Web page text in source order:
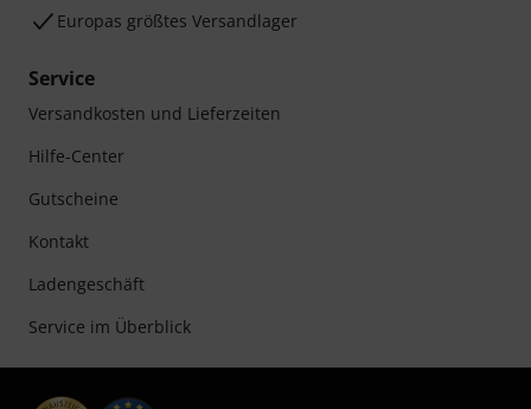
Europas größtes Versandlager
Service
Versandkosten und Lieferzeiten
Hilfe-Center
Gutscheine
Kontakt
Ladengeschäft
Service im Überblick